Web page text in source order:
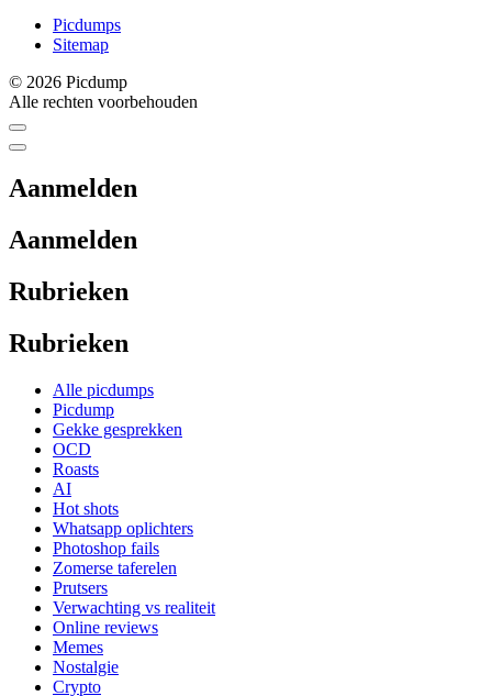
Picdumps
Sitemap
© 2026 Picdump
Alle rechten voorbehouden
Aanmelden
Aanmelden
Rubrieken
Rubrieken
Alle picdumps
Picdump
Gekke gesprekken
OCD
Roasts
AI
Hot shots
Whatsapp oplichters
Photoshop fails
Zomerse taferelen
Prutsers
Verwachting vs realiteit
Online reviews
Memes
Nostalgie
Crypto